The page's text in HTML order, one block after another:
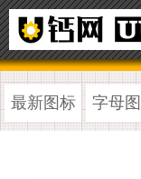
最新图标 字母